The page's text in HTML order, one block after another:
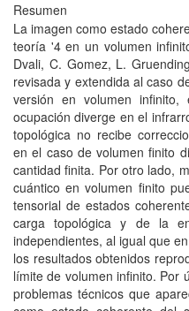
Resumen
La imagen como estado
teoría '4 en un volumen
Dvali, C. Gomez, L.
revisada y extendida al caso
versión en volumen
ocupación diverge en el
topológica no recibe
en el caso de volumen finito
cantidad finita. Por otro lado,
cuántico en volumen finito
tensorial de estados
carga topológica y de la
independientes, al igual que
los resultados obtenidos
límite de volumen infinito. Por
problemas técnicos que